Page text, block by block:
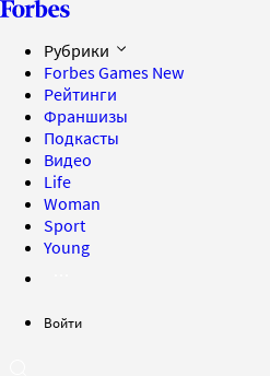
Рубрики
Forbes Games New
Рейтинги
Франшизы
Подкасты
Видео
Life
Woman
Sport
Young
Войти